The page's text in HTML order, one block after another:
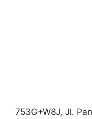
753G+W8J, Jl.